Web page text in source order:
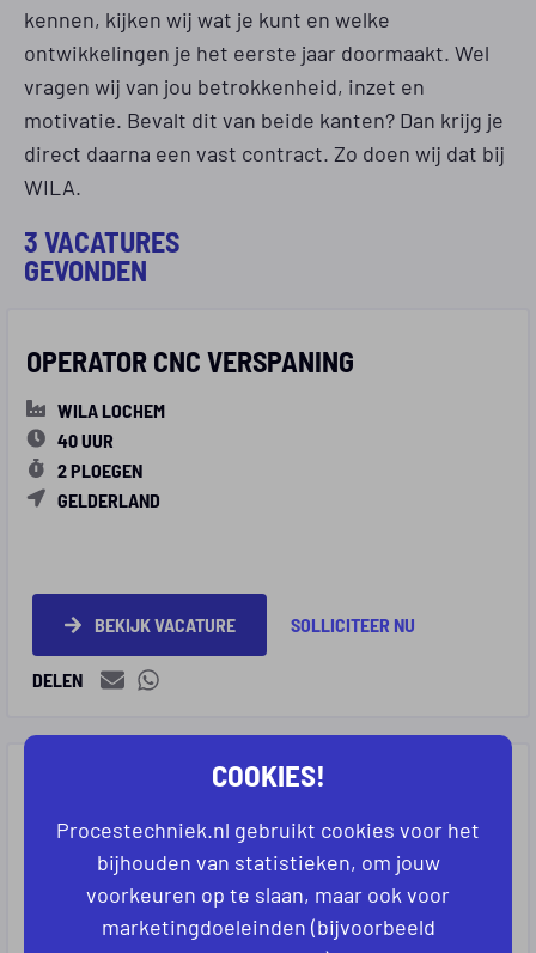
kennen, kijken wij wat je kunt en welke
ontwikkelingen je het eerste jaar doormaakt. Wel
vragen wij van jou betrokkenheid, inzet en
motivatie. Bevalt dit van beide kanten? Dan krijg je
direct daarna een vast contract. Zo doen wij dat bij
WILA.
3 VACATURES
GEVONDEN
OPERATOR CNC VERSPANING
WILA LOCHEM
40 UUR
2 PLOEGEN
GELDERLAND
BEKIJK VACATURE SOLLICITEER NU
DELEN
OPERATOR CNC SLIJPEN | LOCHEM | 3-
PLOEGEN
WILA LOCHEM
40 UUR
3 PLOEGEN
COOKIES!
Procestechniek.nl gebruikt cookies voor het
bijhouden van statistieken, om jouw
voorkeuren op te slaan, maar ook voor
marketingdoeleinden (bijvoorbeeld